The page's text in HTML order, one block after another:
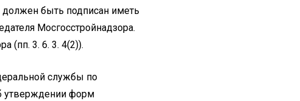
быть подписан иметь
Мосгосстройнадзора.
(пп. 3. 6. 3. 4(2)).
службы по
утверждении форм